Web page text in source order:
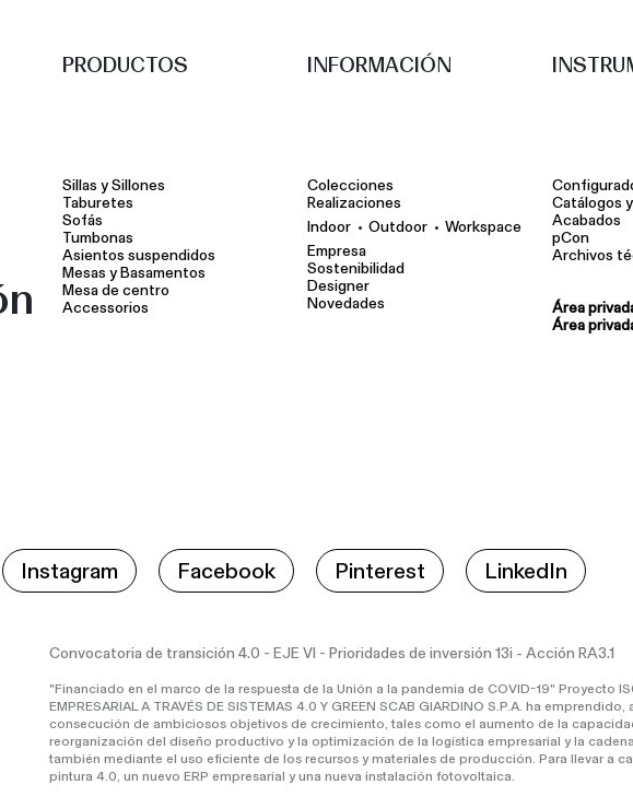
PRODUCTOS
Sillas y Sillones
Taburetes
Sofás
Tumbonas
Asientos suspendidos
Mesas y Basamentos
Mesa de centro
Accessorios
INFORMACIÓN
Colecciones
Realizaciones
Indoor • Outdoor • Workspace
Empresa
Sostenibilidad
Designer
Novedades
Catálogos
Acabados
pCon
Archivos
Área
Área
Instagram Facebook Pinterest LinkedIn
Convocatoria de transición 4.0 - EJE VI - Prioridades de inversión 13i - Acción RA3.1
"Financiado en el marco de la respuesta de la Unión a la pandemia de COVID-19" Proyecto
EMPRESARIAL A TRAVÉS DE SISTEMAS 4.0 Y GREEN SCAB GIARDINO S.P.A. ha
consecución de ambiciosos objetivos de crecimiento, tales como el aumento de la
reorganización del diseño productivo y la optimización de la logística empresarial y la
también mediante el uso eficiente de los recursos y materiales de producción. Para llevar a
pintura 4.0, un nuevo ERP empresarial y una nueva instalación fotovoltaica.